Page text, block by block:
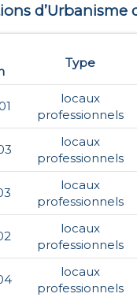
d’Urbanisme
Type
locaux
professionnels
locaux
professionnels
locaux
professionnels
locaux
professionnels
locaux
professionnels